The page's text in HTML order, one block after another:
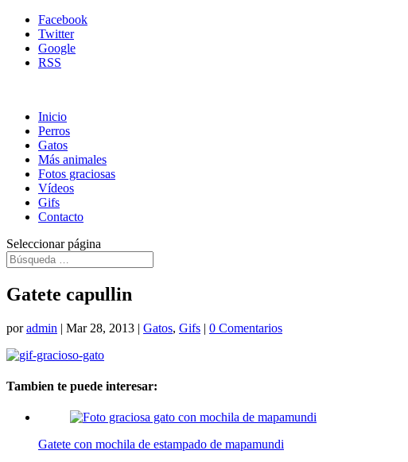
Facebook
Twitter
Google
RSS
Inicio
Perros
Gatos
Más animales
Fotos graciosas
Vídeos
Gifs
Contacto
Seleccionar página
Gatete capullin
poradmin | Mar 28, 2013 | Gatos, Gifs | 0 Comentarios
Tambien te puede interesar:
Gatete con mochila de estampado de mapamundi